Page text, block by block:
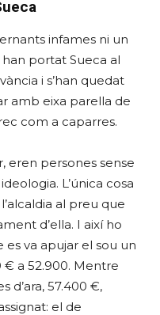
infames ni un
portat Sueca al
i s’han quedat
amb eixa parella de
com a caparres.
eren persones sense
L’única cosa
al preu que
d’ella. I així ho
es va apujar el sou un
€ a 52.900. Mentre
d’ara, 57.400 €,
el de